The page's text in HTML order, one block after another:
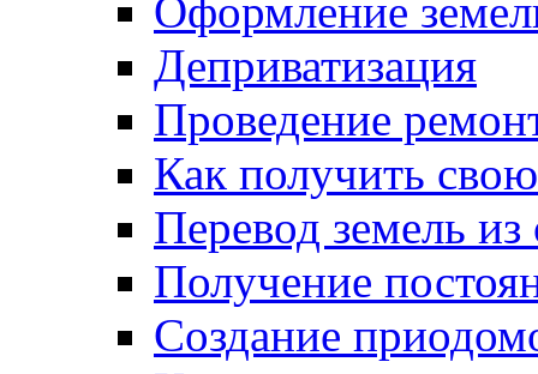
Оформление
Деприватизация
Проведение
Как получить
Перевод земель
Получение
Создание